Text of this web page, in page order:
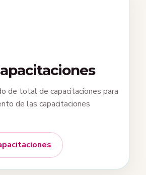
de total de capacitaciones para
de las capacitaciones